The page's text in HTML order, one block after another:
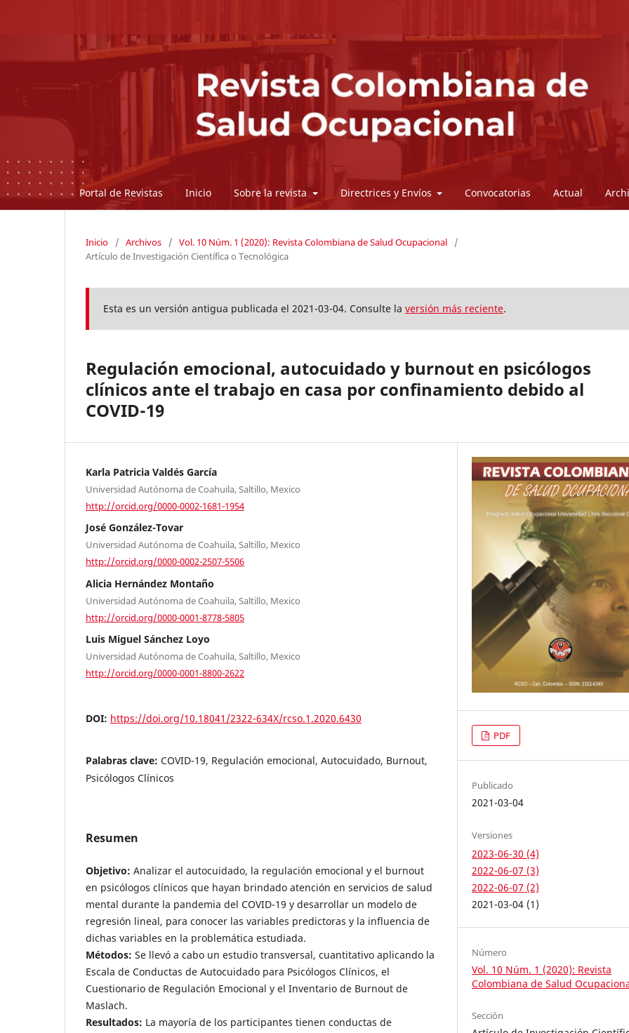
Portal de Revistas Inicio Sobre la revista Directrices y Envíos Convocatorias Actual
Inicio / Archivos / Vol. 10 Núm. 1 (2020): Revista Colombiana de Salud Ocupacional
/
Artículo de Investigación Científica o Tecnológica
Esta es un versión antigua publicada el 2021-03-04. Consulte la versión más reciente.
Regulación emocional, autocuidado y burnout en psicólogos
clínicos ante el trabajo en casa por confinamiento debido al
COVID-19
Karla Patricia Valdés García
Universidad Autónoma de Coahuila, Saltillo, Mexico
http://orcid.org/0000-0002-1681-1954
José González-Tovar
Universidad Autónoma de Coahuila, Saltillo, Mexico
http://orcid.org/0000-0002-2507-5506
Alicia Hernández Montaño
Universidad Autónoma de Coahuila, Saltillo, Mexico
http://orcid.org/0000-0001-8778-5805
Luis Miguel Sánchez Loyo
Universidad Autónoma de Coahuila, Saltillo, Mexico
http://orcid.org/0000-0001-8800-2622
DOI: https://doi.org/10.18041/2322-634X/rcso.1.2020.6430
Palabras clave: COVID-19, Regulación emocional, Autocuidado, Burnout,
Psicólogos Clínicos
Resumen
Objetivo: Analizar el autocuidado, la regulación emocional y el burnout
en psicólogos clínicos que hayan brindado atención en servicios de salud
mental durante la pandemia del COVID-19 y desarrollar un modelo de
regresión lineal, para conocer las variables predictoras y la influencia de
dichas variables en la problemática estudiada.
Métodos: Se llevó a cabo un estudio transversal, cuantitativo aplicando la
Escala de Conductas de Autocuidado para Psicólogos Clínicos, el
Cuestionario de Regulación Emocional y el Inventario de Burnout de
Maslach.
Resultados: La mayoría de los participantes tienen conductas de
PDF
Publicado
2021-03-04
Versiones
2023-06-30 (4)
2022-06-07 (3)
2022-06-07 (2)
2021-03-04 (1)
Número
Vol. 10 Núm. 1 (2020): Revista
Colombiana de Salud
Sección